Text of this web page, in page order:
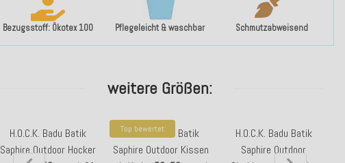
Bezugsstoff: Ökotex 100 Pflegeleicht & waschbar Schmutzabweisend
weitere Größen:
H.O.C.K. Badu Batik
Saphire Outdoor Hocker
Top bewertet
H.O.C.K. Badu Batik
Saphire Outdoor Kissen
H.O.C.K. Badu Batik
Saphire Outdoor